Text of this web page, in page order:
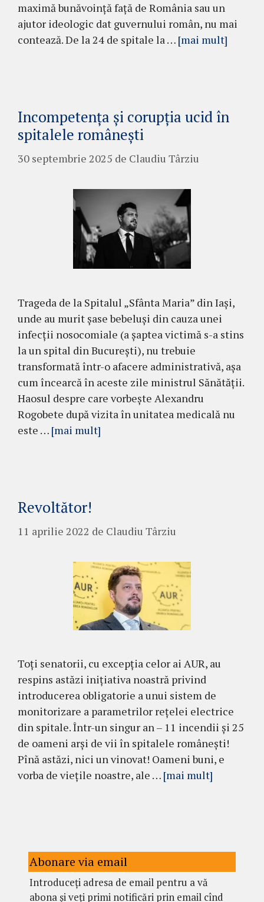
maximă bunăvoință față de România sau un
ajutor ideologic dat guvernului român, nu mai
contează. De la 24 de spitale la … [mai mult]
Incompetența și corupția ucid în
spitalele românești
30 septembrie 2025 de Claudiu Târziu
Trageda de la Spitalul „Sfânta Maria” din Iaşi,
unde au murit șase bebeluși din cauza unei
infecții nosocomiale (a șaptea victimă s-a stins
la un spital din București), nu trebuie
transformată într-o afacere administrativă, așa
cum încearcă în aceste zile ministrul Sănătății.
Haosul despre care vorbește Alexandru
Rogobete după vizita în unitatea medicală nu
este … [mai mult]
Revoltător!
11 aprilie 2022 de Claudiu Târziu
Toți senatorii, cu excepția celor ai AUR, au
respins astăzi inițiativa noastră privind
introducerea obligatorie a unui sistem de
monitorizare a parametrilor rețelei electrice
din spitale. Într-un singur an – 11 incendii și 25
de oameni arși de vii în spitalele românești!
Pînă astăzi, nici un vinovat! Oameni buni, e
vorba de viețile noastre, ale … [mai mult]
Abonare via email
Introduceți adresa de email pentru a vă
abona și veți primi notificări prin email cînd